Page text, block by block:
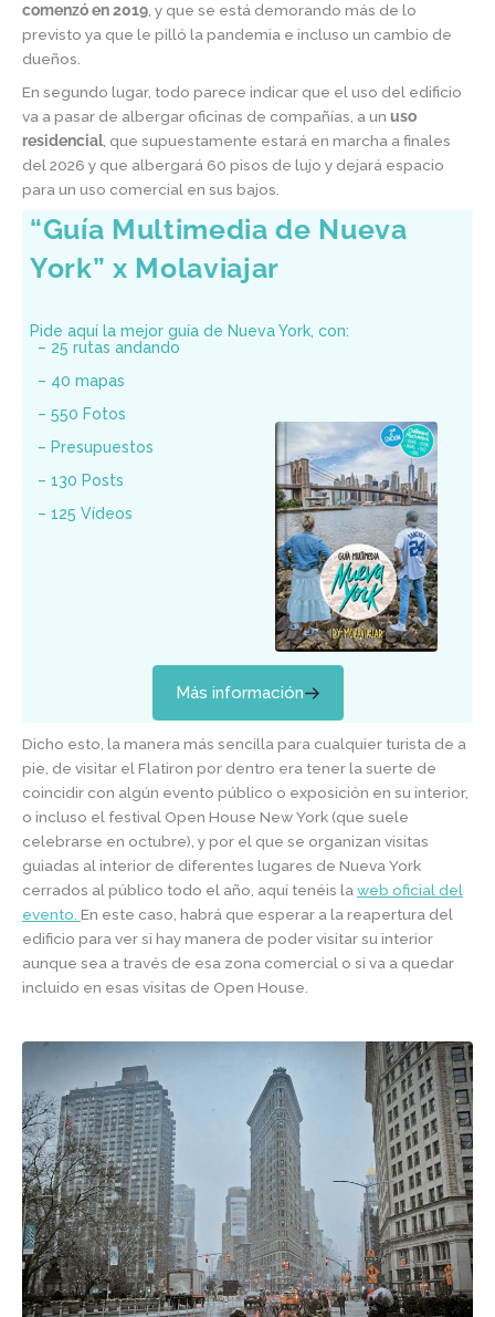
comenzó en 2019 , y que se está demorando más de lo
previsto ya que le pilló la pandemia e incluso un cambio de
dueños.
En segundo lugar, todo parece indicar que el uso del edificio
va a pasar de albergar oficinas de compañías, a un uso
residencial, que supuestamente estará en marcha a finales
del 2026 y que albergará 60 pisos de lujo y dejará espacio
para un uso comercial en sus bajos.
“Guía Multimedia de Nueva
York” x Molaviajar
Pide aquí la mejor guía de Nueva York, con:
– 25 rutas andando
– 40 mapas
– 550 Fotos
– Presupuestos
– 130 Posts
– 125 Vídeos
Más información
Dicho esto, la manera más sencilla para cualquier turista de a
pie, de visitar el Flatiron por dentro era tener la suerte de
coincidir con algún evento público o exposición en su interior,
o incluso el festival Open House New York (que suele
celebrarse en octubre), y por el que se organizan visitas
guiadas al interior de diferentes lugares de Nueva York
cerrados al público todo el año, aquí tenéis laweb oficial del
evento. En este caso, habrá que esperar a la reapertura del
edificio para ver si hay manera de poder visitar su interior
aunque sea a través de esa zona comercial o si va a quedar
incluido en esas visitas de Open House.